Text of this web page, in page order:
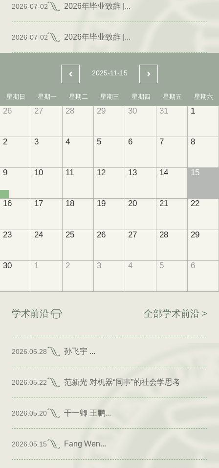
2026-07-02 2026年毕业致辞 |...
2026-07-02 2026年毕业致辞 |...
2025-11-15
星期日 星期一 星期二 星期三 星期四 星期五 星期六
26 27 28 29 30 31 1
2 3 4 5 6 7 8
9 10 11 12 13 14 15
16 17 18 19 20 21 22
23 24 25 26 27 28 29
30 1 2 3 4 5 6
学术前沿 全部学术前沿 >
2026.05.28 孙飞宇 ...
2026.05.22 范新光 对机器“同事”的社会学思考
2026.05.20 干一卿 王鹏...
2026.05.15 Fang Wen...